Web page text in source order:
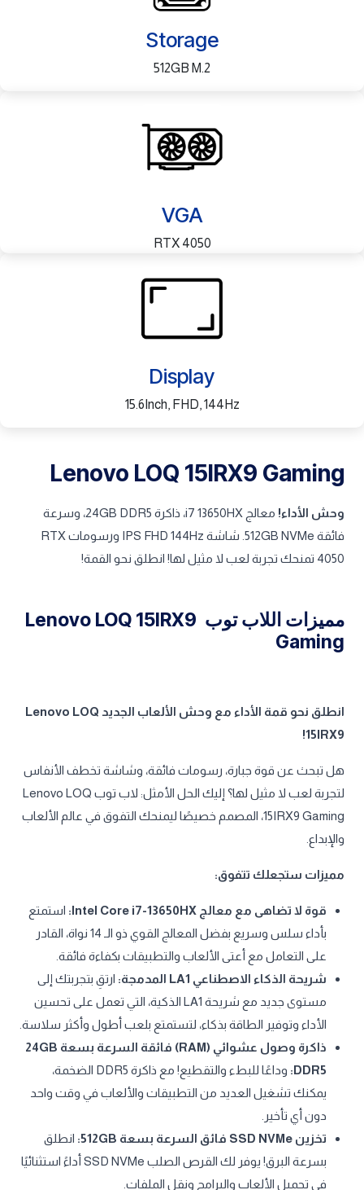
Storage
512GB M.2
VGA
RTX 4050
Display
15.6Inch, FHD, 144Hz
Lenovo LOQ 15IRX9 Gaming
وحش الأداء!
معالج i7 13650HX، ذاكرة 24GB DDR5، وسرعة
فائقة 512GB NVMe. شاشة IPS FHD 144Hz ورسومات RTX
4050 تمنحك تجربة لعب لا مثيل لها! انطلق نحو القمة!
مميزات اللاب توب Lenovo LOQ 15IRX9
Gaming
انطلق نحو قمة الأداء مع وحش الألعاب الجديد Lenovo LOQ
15IRX9!
هل تبحث عن قوة جبارة، رسومات فائقة، وشاشة تخطف الأنفاس
لتجربة لعب لا مثيل لها؟ إليك الحل الأمثل: لاب توب Lenovo LOQ
15IRX9 Gaming، المصمم خصيصًا ليمنحك التفوق في عالم الألعاب
والإبداع.
مميزات ستجعلك تتفوق:
قوة لا تضاهى مع معالج Intel Core i7-13650HX:
استمتع
بأداء سلس وسريع بفضل المعالج القوي ذو الـ 14 نواة، القادر
على التعامل مع أعتى الألعاب والتطبيقات بكفاءة فائقة.
شريحة الذكاء الاصطناعي LA1 المدمجة:
ارتقِ بتجربتك إلى
مستوى جديد مع شريحة LA1 الذكية، التي تعمل على تحسين
الأداء وتوفير الطاقة بذكاء، لتستمتع بلعب أطول وأكثر سلاسة.
ذاكرة وصول عشوائي (RAM) فائقة السرعة بسعة 24GB
DDR5:
وداعًا للبطء والتقطيع! مع ذاكرة DDR5 الضخمة،
يمكنك تشغيل العديد من التطبيقات والألعاب في وقت واحد
دون أي تأخير.
تخزين SSD NVMe فائق السرعة بسعة 512GB:
انطلق
بسرعة البرق! يوفر لك القرص الصلب SSD NVMe أداءً استثنائيًا
في تحميل الألعاب والبرامج ونقل الملفات.